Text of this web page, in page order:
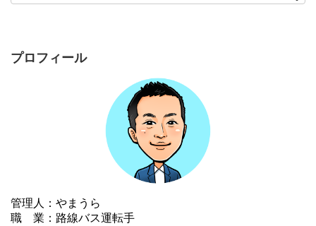
プロフィール
管理人：やまうら
職 業：路線バス運転手